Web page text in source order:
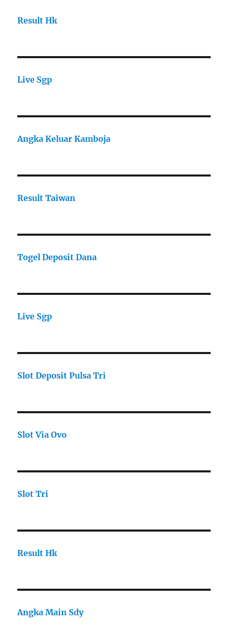
Result Hk
Live Sgp
Angka Keluar Kamboja
Result Taiwan
Togel Deposit Dana
Live Sgp
Slot Deposit Pulsa Tri
Slot Via Ovo
Slot Tri
Result Hk
Angka Main Sdy